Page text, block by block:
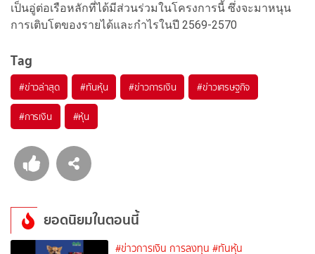
เป็นอู่ต่อเรือหลักที่ได้มีส่วนร่วมในโครงการนี้ ซึ่งจะมาหนุน
การเติบโตของรายได้และกำไรในปี 2569-2570
Tag
#ข่าวล่าสุด #ทันหุ้น #ข่าวการเงิน #ข่าวเศรษฐกิจ
#การเงิน #หุ้น
ยอดนิยมในตอนนี้
#ข่าวการเงิน การลงทุน #ทันหุ้น